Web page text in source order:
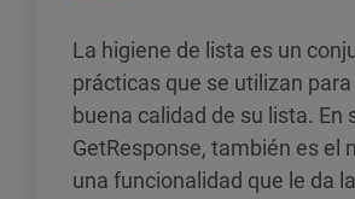
La higiene de lista es un
prácticas que se utilizan
buena calidad de su lista. En
GetResponse, también es el
una funcionalidad que le da